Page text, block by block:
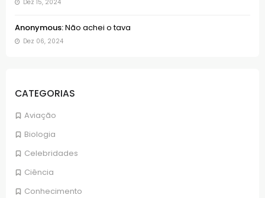
Dez 15, 2024
Anonymous:Não achei o tava
Dez 06, 2024
CATEGORIAS
Aviação
Biologia
Celebridades
Ciência
Conhecimento